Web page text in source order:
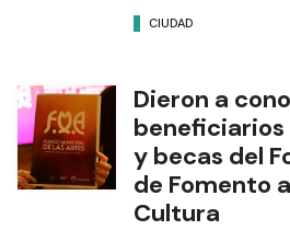
CIUDAD
Dieron a
beneficiarios
y becas del
de Fomento
Cultura